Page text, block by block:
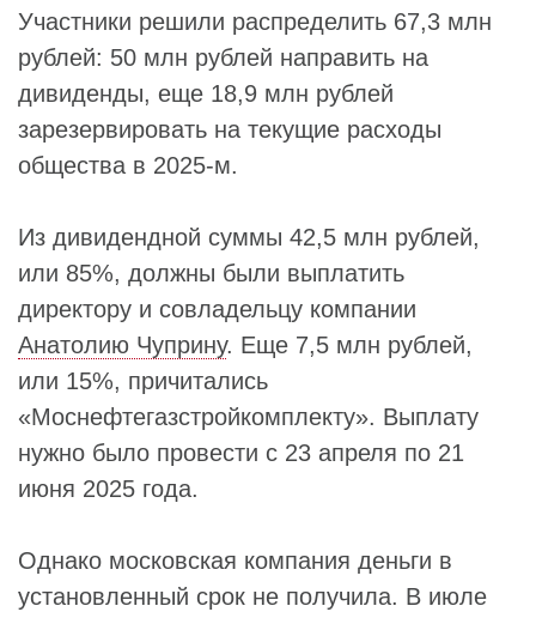
Участники решили распределить 67,3 млн
рублей: 50 млн рублей направить на
дивиденды, еще 18,9 млн рублей
зарезервировать на текущие расходы
общества в 2025-м.
Из дивидендной суммы 42,5 млн рублей,
или 85%, должны были выплатить
директору и совладельцу компании
Анатолию Чуприну. Еще 7,5 млн рублей,
или 15%, причитались
«Моснефтегазстройкомплекту». Выплату
нужно было провести с 23 апреля по 21
июня 2025 года.
Однако московская компания деньги в
установленный срок не получила. В июле